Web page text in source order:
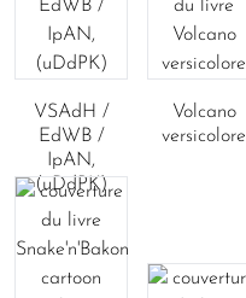
VSAdH /
EdWB /
IpAN,
(uDdPK)
Volcano
versicolore